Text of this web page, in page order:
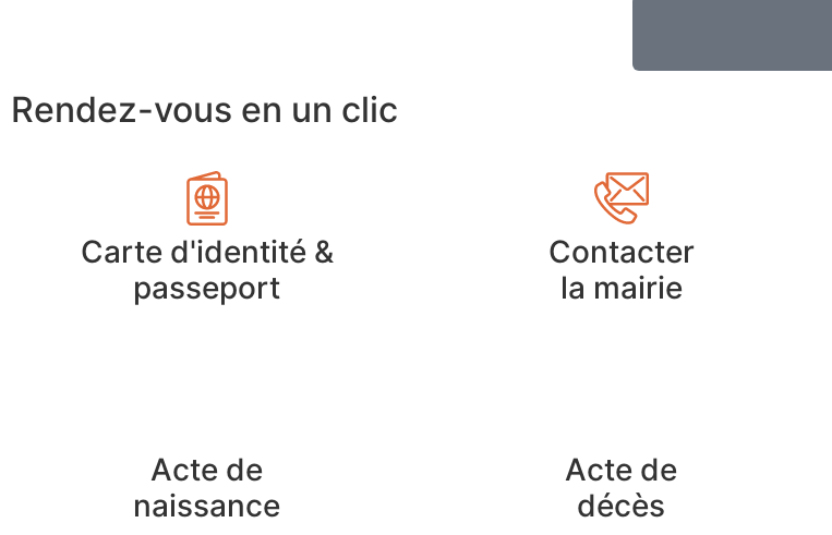
Rendez-vous en un clic
Carte d'identité &
passeport
Contacter
la mairie
Acte de
naissance
Acte de
décès